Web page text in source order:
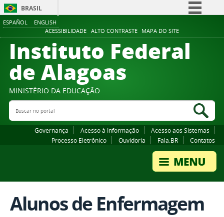
ESPAÑOL ENGLISH
ACESSIBILIDADE ALTO CONTRASTE MAPA DO SITE
BRASIL
Comunica BR
Participe
Canais
Instituto Federal
de Alagoas
MINISTÉRIO DA EDUCAÇÃO
Buscar no portal
Governança Acesso à Informação
Acesso aos Sistemas
Processo Eletrônico
Ouvidoria Fala.BR Contatos
Alunos de Enfermagem